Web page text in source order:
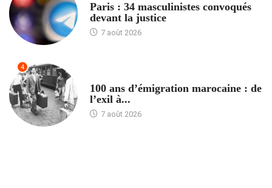
Paris : 34 masculinistes convoqués
devant la justice
7 août 2026
4
100 ans d’émigration marocaine : de
l’exil à...
7 août 2026